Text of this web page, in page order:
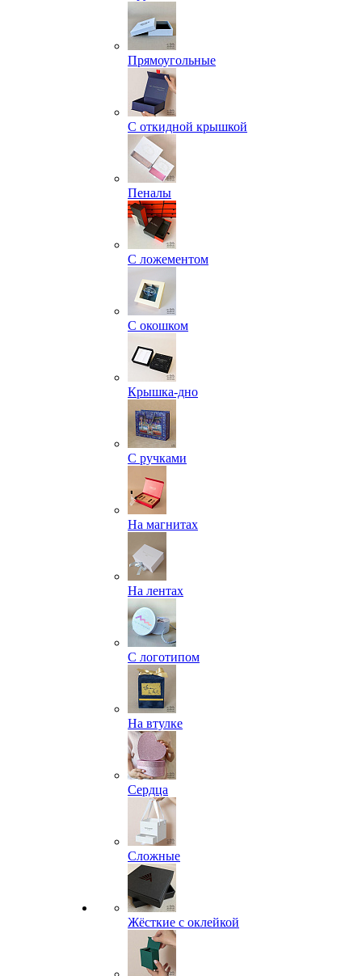
Прямоугольные
С откидной крышкой
Пеналы
С ложементом
С окошком
Крышка-дно
С ручками
На магнитах
На лентах
С логотипом
На втулке
Сердца
Сложные
Жёсткие с оклейкой